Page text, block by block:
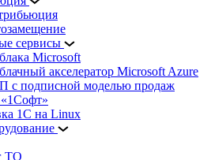
сервисы
Microsoft
акселератор Microsoft Azure
с подписной моделью продаж
1С на Linux
ТО